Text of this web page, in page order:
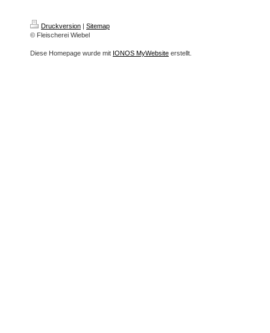
Druckversion | Sitemap
© Fleischerei Wiebel
Diese Homepage wurde mit IONOS MyWebsite erstellt.